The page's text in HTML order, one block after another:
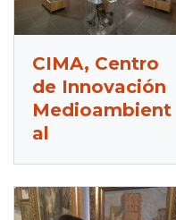
CIMA, Centro
de Innovación
Medioambient
al